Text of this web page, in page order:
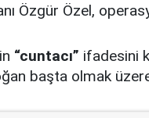
Özgür Özel,
“cuntacı” ifadesini
başta olmak